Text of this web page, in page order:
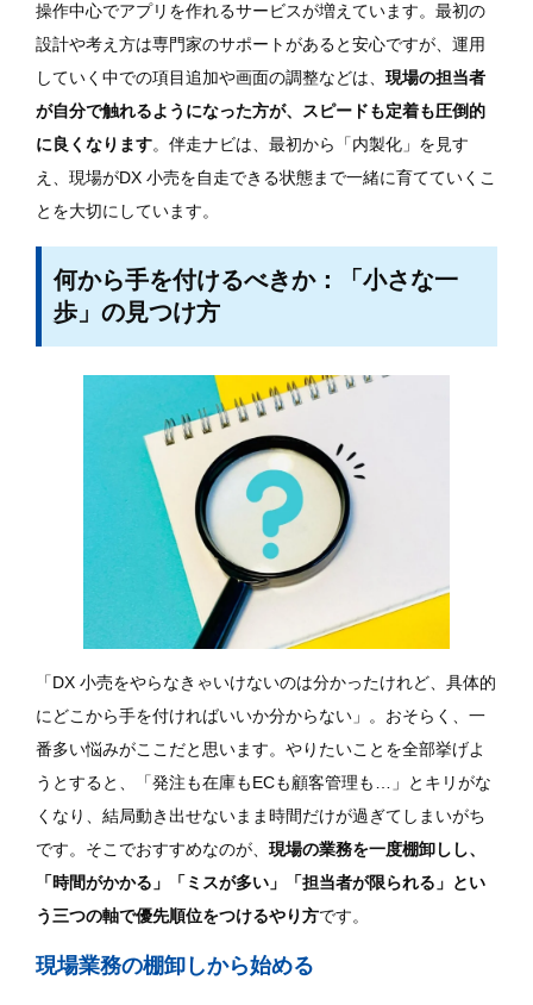
操作中心でアプリを作れるサービスが増えています。最初の
設計や考え方は専門家のサポートがあると安心ですが、運用
していく中での項目追加や画面の調整などは、 現場の担当者
が自分で触れるようになった方が、スピードも定着も圧倒的
に良くなります。伴走ナビは、最初から「内製化」を見す
え、現場がDX 小売を自走できる状態まで一緒に育てていくこ
とを大切にしています。
何から手を付けるべきか：「小さな一
歩」の見つけ方
「DX 小売をやらなきゃいけないのは分かったけれど、具体的
にどこから手を付ければいいか分からない」。おそらく、一
番多い悩みがここだと思います。やりたいことを全部挙げよ
うとすると、「発注も在庫もECも顧客管理も…」とキリがな
くなり、結局動き出せないまま時間だけが過ぎてしまいがち
です。そこでおすすめなのが、 現場の業務を一度棚卸しし、
「時間がかかる」「ミスが多い」「担当者が限られる」とい
う三つの軸で優先順位をつけるやり方です。
現場業務の棚卸しから始める